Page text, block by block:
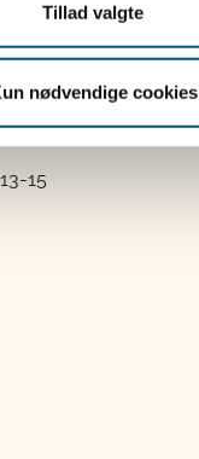
Tillad valgte
nødvendige cookies
15
15